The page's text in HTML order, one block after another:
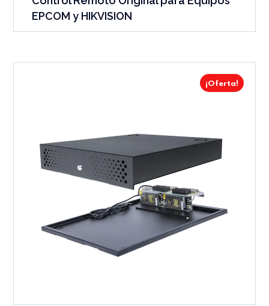
EPCOM y HIKVISION
¡Oferta!